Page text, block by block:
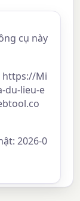
cụ này
https://Mi
du-lieu-e
2026-0